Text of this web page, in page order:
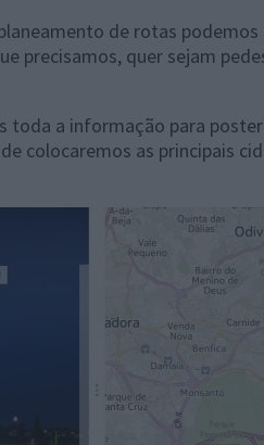
de rotas
precisamos, quer sejam
toda a informação para
colocaremos as principais